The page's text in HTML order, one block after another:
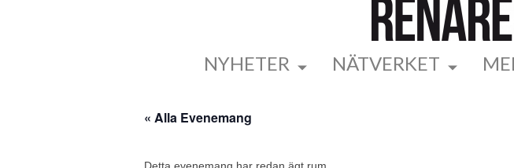
NYHETER NÄTVERKET
« Alla Evenemang